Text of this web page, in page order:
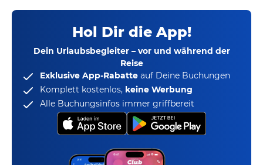
Hol Dir die App!
Dein Urlaubsbegleiter – vor und während der
Reise
Exklusive App-Rabatte auf Deine Buchungen
Komplett kostenlos, keine Werbung
Alle Buchungsinfos immer griffbereit